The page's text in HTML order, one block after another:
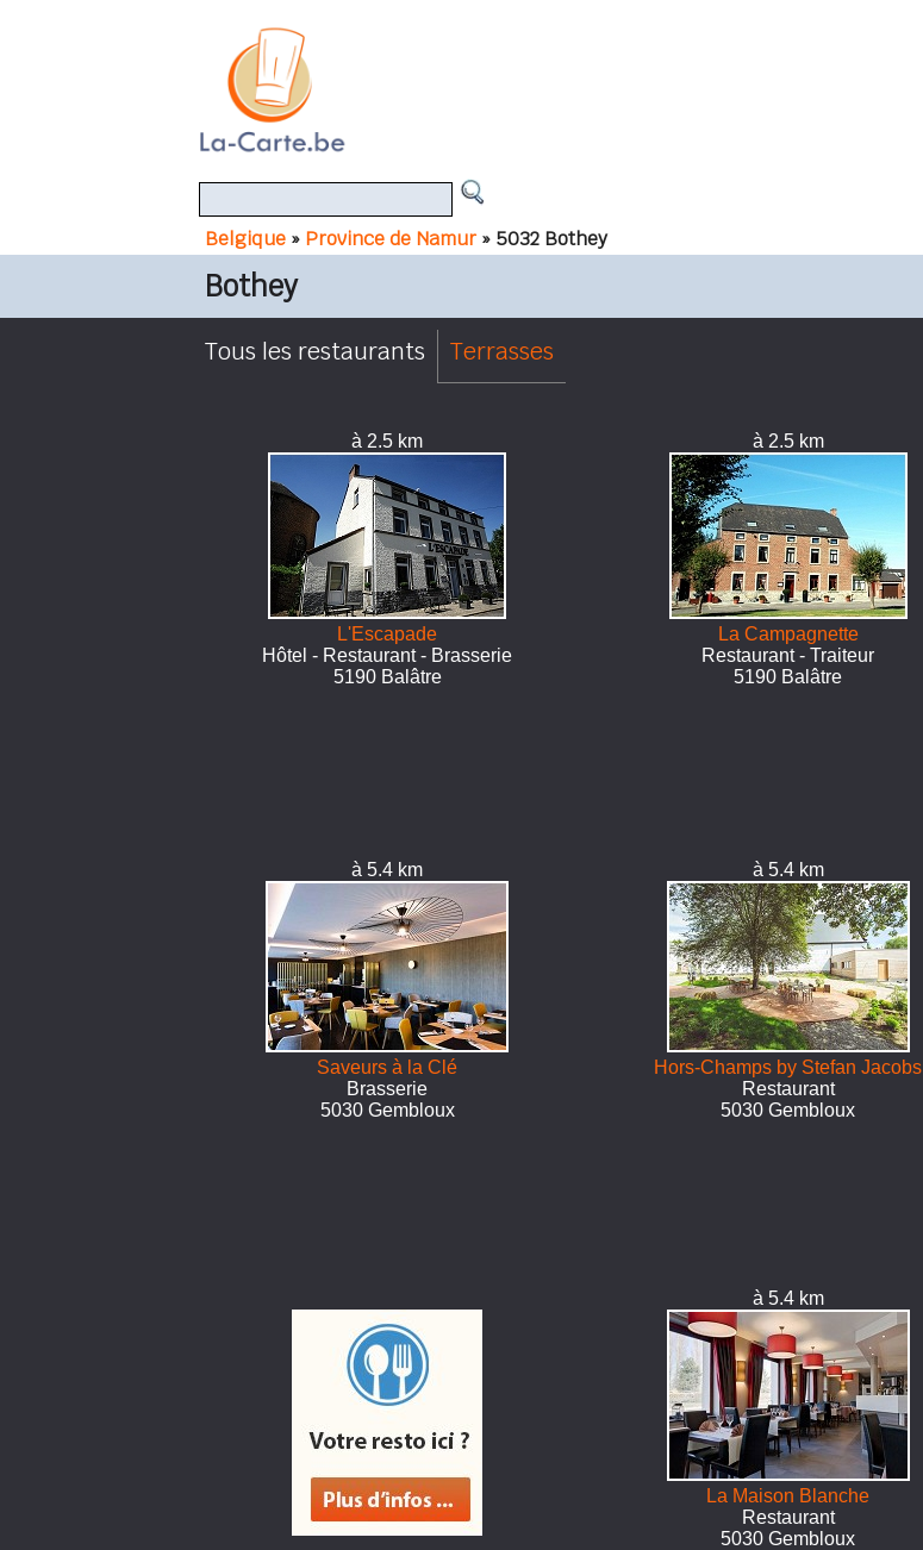
Belgique » Province de Namur» 5032 Bothey
Bothey
Tous les restaurants Terrasses
à 2.5 km
L'Escapade
Hôtel - Restaurant - Brasserie
5190 Balâtre
à 2.5 km
La Campagnette
Restaurant - Traiteur
5190 Balâtre
à 5.4 km
Saveurs à la Clé
Brasserie
5030 Gembloux
à 5.4 km
Hors-Champs by Stefan Jacobs
Restaurant
5030 Gembloux
à 5.4 km
La Maison Blanche
Restaurant
5030 Gembloux